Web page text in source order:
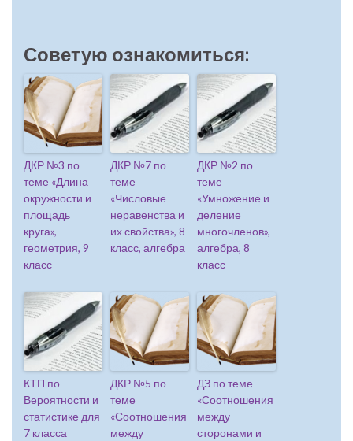
Советую ознакомиться:
ДКР №3 по
теме «Длина
окружности и
площадь
круга»,
геометрия, 9
класс
ДКР №7 по
теме
«Числовые
неравенства и
их свойства», 8
класс, алгебра
ДКР №2 по
теме
«Умножение и
деление
многочленов»,
алгебра, 8
класс
КТП по
Вероятности и
статистике для
7 класса
ДКР №5 по
теме
«Соотношения
между
ДЗ по теме
«Соотношения
между
сторонами и